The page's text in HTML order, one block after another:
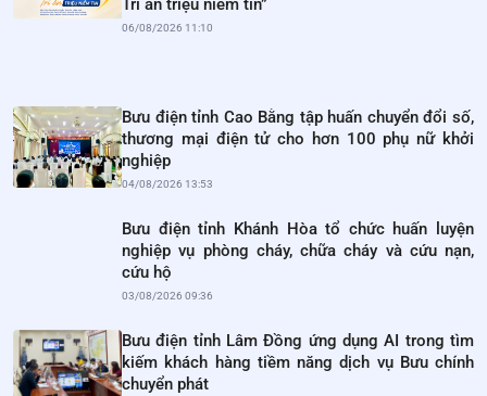
Tri ân triệu niềm tin”
06/08/2026 11:10
Bưu điện tỉnh Cao Bằng tập huấn chuyển đổi số,
thương mại điện tử cho hơn 100 phụ nữ khởi
nghiệp
04/08/2026 13:53
Bưu điện tỉnh Khánh Hòa tổ chức huấn luyện
nghiệp vụ phòng cháy, chữa cháy và cứu nạn,
cứu hộ
03/08/2026 09:36
Bưu điện tỉnh Lâm Đồng ứng dụng AI trong tìm
kiếm khách hàng tiềm năng dịch vụ Bưu chính
chuyển phát